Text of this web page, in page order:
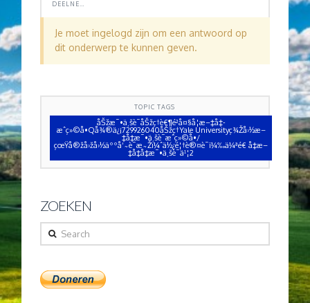
Je moet ingelogd zijn om een antwoord op
dit onderwerp te kunnen geven.
TOPIC TAGS
åŠžæ¯•ä¸šè¯åŠžç†è€¶é²å¤§å­¦æ–‡å‡­
æˆç»©å•Qå¾®ä¿¡729926040åŠžç†Yale Universityç¾Žå›½æ–
‡å‡­æ¯•ä¸šè¯æˆç»©å•/
çœŸå®žå›žå›½äººå‘˜è¯æ˜Žï¼ˆä½¿é¦†è®¤è¯ï¼‰ä¼ªé€ å‡æ–
‡å‡­å‡æ¯•ä¸šè¯ä¹¦2
ZOEKEN
Search